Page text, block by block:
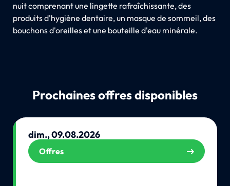
nuit comprenant une lingette rafraîchissante, des
produits d'hygiène dentaire, un masque de sommeil, des
bouchons d'oreilles et une bouteille d'eau minérale.
Prochaines offres disponibles
dim., 09.08.2026
Offres